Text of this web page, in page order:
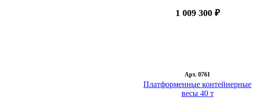
1 009 300 ₽
Арт. 0761
Платформенные контейнерные
весы 40 т